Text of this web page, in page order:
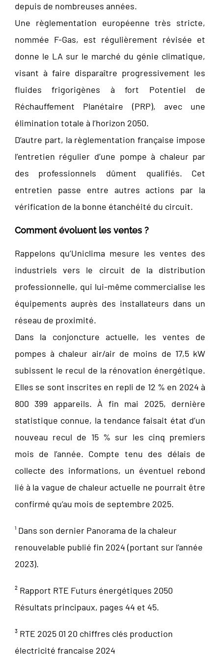
depuis de nombreuses années.
Une règlementation européenne très stricte,
nommée F-Gas, est régulièrement révisée et
donne le LA sur le marché du génie climatique,
visant à faire disparaître progressivement les
fluides frigorigènes à fort Potentiel de
Réchauffement Planétaire (PRP), avec une
élimination totale à l’horizon 2050.
D’autre part, la règlementation française impose
l’entretien régulier d’une pompe à chaleur par
des professionnels dûment qualifiés. Cet
entretien passe entre autres actions par la
vérification de la bonne étanchéité du circuit.
Comment évoluent les ventes ?
Rappelons qu’Uniclima mesure les ventes des
industriels vers le circuit de la distribution
professionnelle, qui lui-même commercialise les
équipements auprès des installateurs dans un
réseau de proximité.
Dans la conjoncture actuelle, les ventes de
pompes à chaleur air/air de moins de 17,5 kW
subissent le recul de la rénovation énergétique.
Elles se sont inscrites en repli de 12 % en 2024 à
800 399 appareils. À fin mai 2025, dernière
statistique connue, la tendance faisait état d’un
nouveau recul de 15 % sur les cinq premiers
mois de l’année. Compte tenu des délais de
collecte des informations, un éventuel rebond
lié à la vague de chaleur actuelle ne pourrait être
confirmé qu’au mois de septembre 2025.
¹ Dans son dernier Panorama de la chaleur
renouvelable publié fin 2024 (portant sur l’année
2023).
² Rapport RTE Futurs énergétiques 2050
Résultats principaux, pages 44 et 45.
³ RTE 2025 01 20 chiffres clés production
électricité francaise 2024